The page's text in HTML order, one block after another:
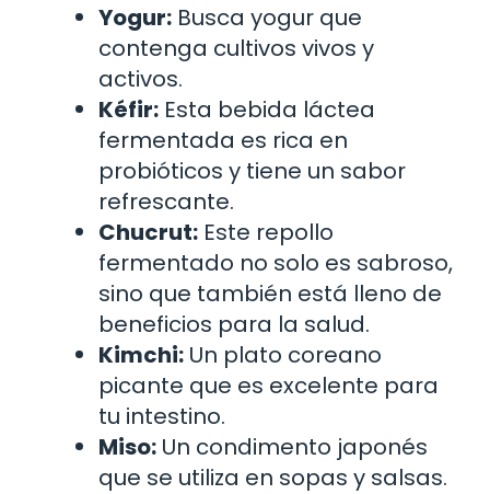
Yogur: Busca yogur que
contenga cultivos vivos y
activos.
Kéfir: Esta bebida láctea
fermentada es rica en
probióticos y tiene un sabor
refrescante.
Chucrut: Este repollo
fermentado no solo es sabroso,
sino que también está lleno de
beneficios para la salud.
Kimchi: Un plato coreano
picante que es excelente para
tu intestino.
Miso: Un condimento japonés
que se utiliza en sopas y salsas.